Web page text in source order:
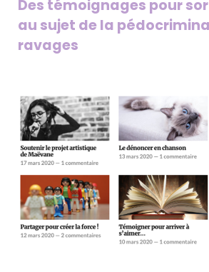
Des témoignages pour
au sujet de la
ravages